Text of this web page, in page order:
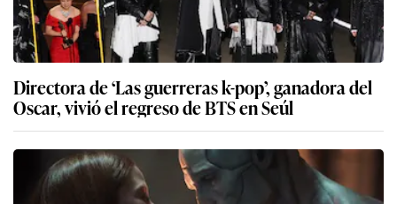
Directora de ‘Las guerreras k-pop’, ganadora del
Oscar, vivió el regreso de BTS en Seúl